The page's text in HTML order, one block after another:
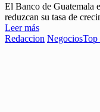
El Banco de Guatemala
reduzcan su tasa de
Leer más
Redaccion NegociosTop